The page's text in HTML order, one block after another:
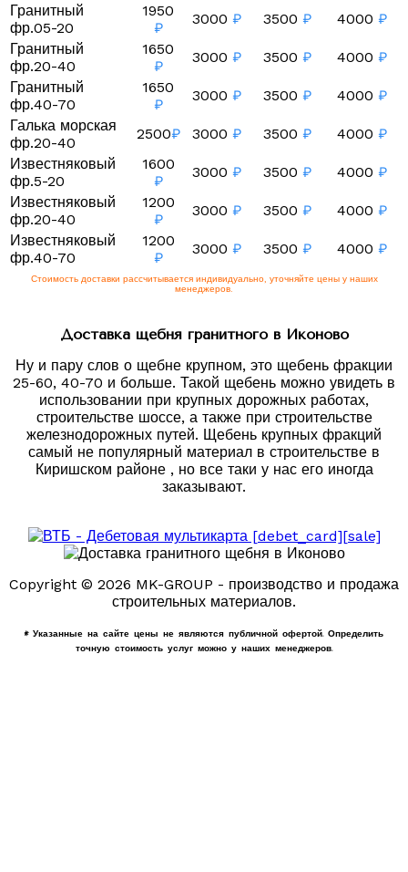
Гранитный
фр.05-20
1950
₽
3000 ₽ 3500 ₽ 4000 ₽
Гранитный
фр.20-40
1650
₽
3000 ₽ 3500 ₽ 4000 ₽
Гранитный
фр.40-70
1650
₽
3000 ₽ 3500 ₽ 4000 ₽
Галька морская
фр.20-40
2500₽ 3000 ₽ 3500 ₽ 4000 ₽
Известняковый
фр.5-20
1600
₽
3000 ₽ 3500 ₽ 4000 ₽
Известняковый
фр.20-40
1200
₽
3000 ₽ 3500 ₽ 4000 ₽
Известняковый
фр.40-70
1200
₽
3000 ₽ 3500 ₽ 4000 ₽
Стоимость доставки рассчитывается индивидуально, уточняйте цены у наших
менеджеров.
Доставка щебня гранитного в Иконово
Ну и пару слов о щебне крупном, это щебень фракции
25-60, 40-70 и больше. Такой щебень можно увидеть в
использовании при крупных дорожных работах,
строительстве шоссе, а также при строительстве
железнодорожных путей. Щебень крупных фракций
самый не популярный материал в строительстве в
Киришском районе , но все таки у нас его иногда
заказывают.
Copyright © 2026 MK-GROUP - производство и продажа
строительных материалов.
* Указанные на сайте цены не являются публичной офертой. Определить
точную стоимость услуг можно у наших менеджеров.